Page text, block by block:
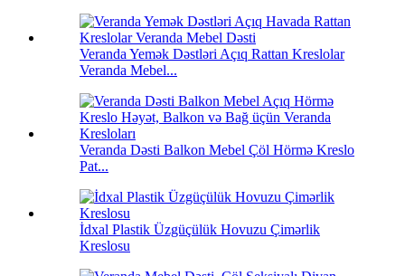
Veranda Yemək Dəstləri Açıq Rattan Kreslolar
Veranda Mebel...
Veranda Dəsti Balkon Mebel Çöl Hörmə Kreslo
Pat...
İdxal Plastik Üzgüçülük Hovuzu Çimərlik
Kreslosu